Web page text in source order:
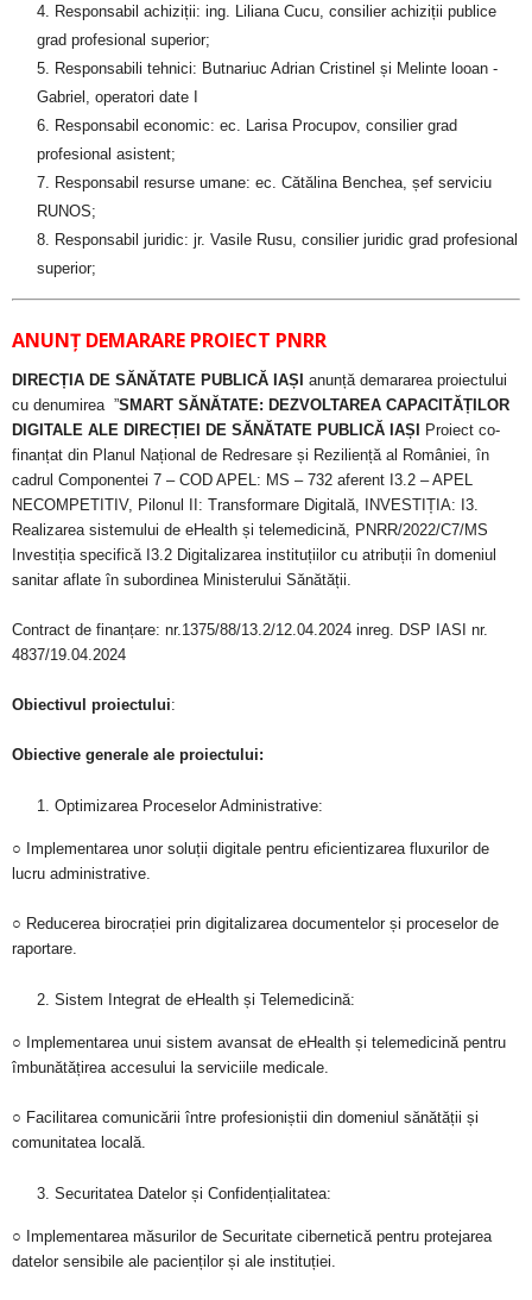
Responsabil achiziții: ing. Liliana Cucu, consilier achiziții publice
grad profesional superior;
Responsabili tehnici: Butnariuc Adrian Cristinel și Melinte looan -
Gabriel, operatori date I
Responsabil economic: ec. Larisa Procupov, consilier grad
profesional asistent;
Responsabil resurse umane: ec. Cătălina Benchea, șef serviciu
RUNOS;
Responsabil juridic: jr. Vasile Rusu, consilier juridic grad profesional
superior;
ANUNȚ DEMARARE PROIECT PNRR
DIRECȚIA DE SĂNĂTATE PUBLICĂ IAȘI anunță demararea proiectului
cu denumirea ”SMART SĂNĂTATE: DEZVOLTAREA CAPACITĂȚILOR
DIGITALE ALE DIRECȚIEI DE SĂNĂTATE PUBLICĂ IAȘI Proiect co-
finanțat din Planul Național de Redresare și Reziliență al României, în
cadrul Componentei 7 – COD APEL: MS – 732 aferent I3.2 – APEL
NECOMPETITIV, Pilonul II: Transformare Digitală, INVESTIȚIA: I3.
Realizarea sistemului de eHealth și telemedicină, PNRR/2022/C7/MS
Investiția specifică I3.2 Digitalizarea instituțiilor cu atribuții în domeniul
sanitar aflate în subordinea Ministerului Sănătății.
Contract de finanțare: nr.1375/88/13.2/12.04.2024 inreg. DSP IASI nr.
4837/19.04.2024
Obiectivul proiectului:
Obiective generale ale proiectului:
Optimizarea Proceselor Administrative:
○ Implementarea unor soluții digitale pentru eficientizarea fluxurilor de
lucru administrative.
○ Reducerea birocrației prin digitalizarea documentelor și proceselor de
raportare.
Sistem Integrat de eHealth și Telemedicină:
○ Implementarea unui sistem avansat de eHealth și telemedicină pentru
îmbunătățirea accesului la serviciile medicale.
○ Facilitarea comunicării între profesioniștii din domeniul sănătății și
comunitatea locală.
Securitatea Datelor și Confidențialitatea:
○ Implementarea măsurilor de Securitate cibernetică pentru protejarea
datelor sensibile ale pacienților și ale instituției.